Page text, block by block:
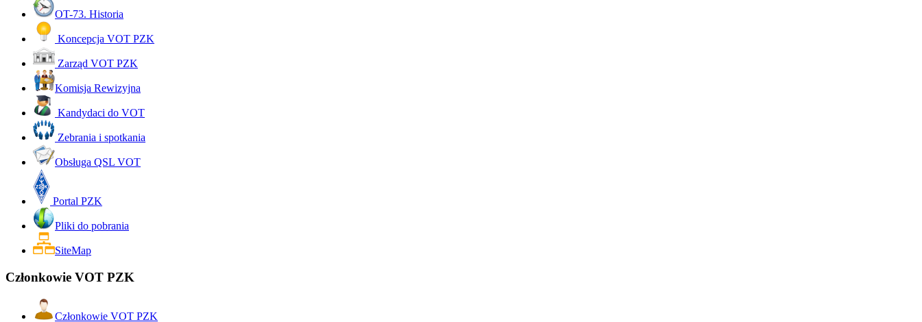
OT-73. Historia
Koncepcja VOT PZK
Zarząd VOT PZK
Komisja Rewizyjna
Kandydaci do VOT
Zebrania i spotkania
Obsługa QSL VOT
Portal PZK
Pliki do pobrania
SiteMap
Członkowie VOT PZK
Członkowie VOT PZK